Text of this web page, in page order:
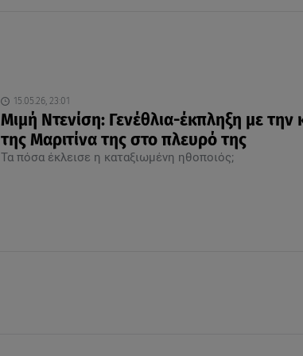
15.05.26, 23:01
Μιμή Ντενίση: Γενέθλια-έκπληξη με την
της Μαριτίνα της στο πλευρό της
Τα πόσα έκλεισε η καταξιωμένη ηθοποιός;